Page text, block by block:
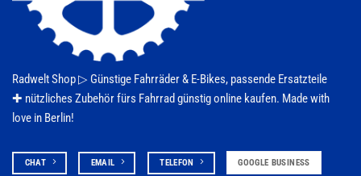
Radwelt Shop ▷ Günstige Fahrräder & E-Bikes, passende Ersatzteile
✚ nützliches Zubehör fürs Fahrrad günstig online kaufen. Made with
love in Berlin!
CHAT EMAIL TELEFON GOOGLE BUSINESS